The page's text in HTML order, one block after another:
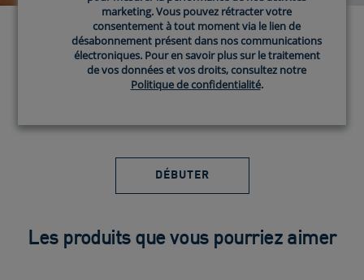
TROUVEZ LES
PRODUITS CERAVE
DÉBUTER
Les produits que vous pourriez aimer
marketing. Vous pouvez rétracter votre
consentement à tout moment via le lien de
désabonnement présent dans nos communications
électroniques. Pour en savoir plus sur le traitement
de vos données et vos droits, consultez notre
Politique de confidentialité.
marketing. Vous pouvez rétracter votre
consentement à tout moment via le lien de
désabonnement présent dans nos communications
électroniques. Pour en savoir plus sur le traitement
de vos données et vos droits, consultez notre
Politique de confidentialité.